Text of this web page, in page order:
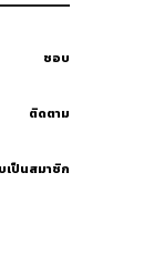
ชอบ
ติดตาม
เป็นสมาชิก